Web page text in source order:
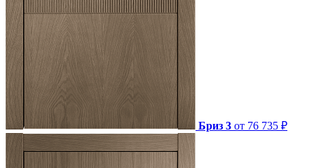
Бриз 3 от 76 735 ₽